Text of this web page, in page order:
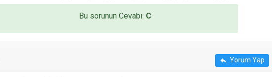
Bu sorunun Cevabı: C
reply Yorum Yap